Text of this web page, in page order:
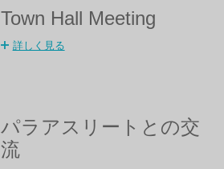
Town Hall Meeting
詳しく見る
パラアスリートとの交
流